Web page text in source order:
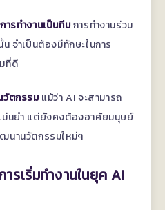
รทำงานเป็นทีมการทำงานร่วม
จำเป็นต้องมีทักษะในการ
ที่ดี
วัตกรรม แม้ว่า AI จะสามารถ
ม่นยำ แต่ยังคงต้องอาศัยมนุษย์
นานวัตกรรมใหม่ๆ
รเริ่มทำงานในยุค AI